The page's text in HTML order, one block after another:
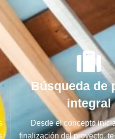
Búsqueda de
integral
Desde el concepto
finalización del proyecto,